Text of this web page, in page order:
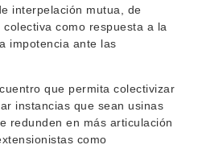
interpelación mutua, de
como respuesta a la
impotencia ante las
que permita colectivizar
instancias que sean usinas
redunden en más articulación
como